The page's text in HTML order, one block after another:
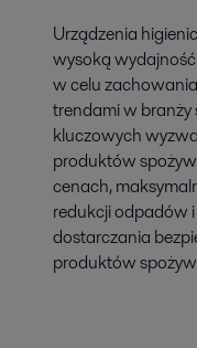
Urządzenia
wysoką
w celu
trendami w branży
kluczowych
produktów
cenach,
redukcji odpadów
dostarczania
produktów